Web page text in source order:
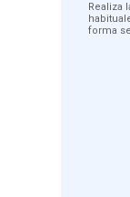
Realiza
forma